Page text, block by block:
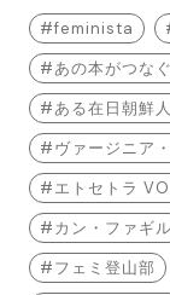
feminista
あの本がつな
ある在日朝鮮
ヴァージニア
エトセトラ
カン・ファギル
フェミ登山部